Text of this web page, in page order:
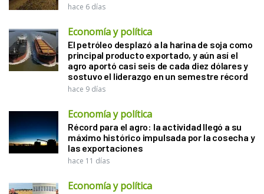
hace 6 días
Economía y política
El petróleo desplazó a la harina de soja como
principal producto exportado, y aún así el
agro aportó casi seis de cada diez dólares y
sostuvo el liderazgo en un semestre récord
hace 9 días
Economía y política
Récord para el agro: la actividad llegó a su
máximo histórico impulsada por la cosecha y
las exportaciones
hace 11 días
Economía y política